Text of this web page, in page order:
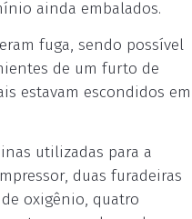
ainda embalados.
fuga, sendo possível
de um furto de
estavam escondidos em
utilizadas para a
duas furadeiras
oxigênio, quatro